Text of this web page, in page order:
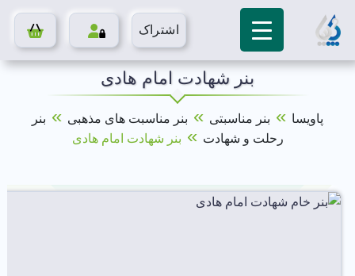
اشتراک
بنر شهادت امام هادی
پاویسا » بنر مناسبتی » بنر مناسبت های مذهبی » بنر
رحلت و شهادت » بنر شهادت امام هادی